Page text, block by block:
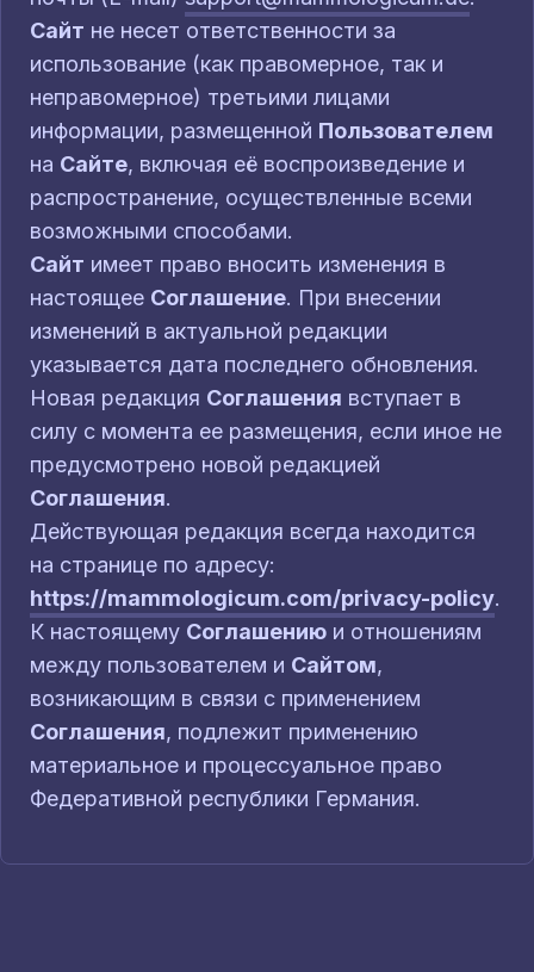
Сайт не несет ответственности за
использование (как правомерное, так и
неправомерное) третьими лицами
информации, размещенной Пользователем
на Сайте, включая её воспроизведение и
распространение, осуществленные всеми
возможными способами.
Сайт имеет право вносить изменения в
настоящее Соглашение. При внесении
изменений в актуальной редакции
указывается дата последнего обновления.
Новая редакция Соглашения вступает в
силу с момента ее размещения, если иное не
предусмотрено новой редакцией
Соглашения.
Действующая редакция всегда находится
на странице по адресу:
https://mammologicum.com/privacy-policy.
К настоящему Соглашению и отношениям
между пользователем и Сайтом,
возникающим в связи с применением
Соглашения, подлежит применению
материальное и процессуальное право
Федеративной республики Германия.